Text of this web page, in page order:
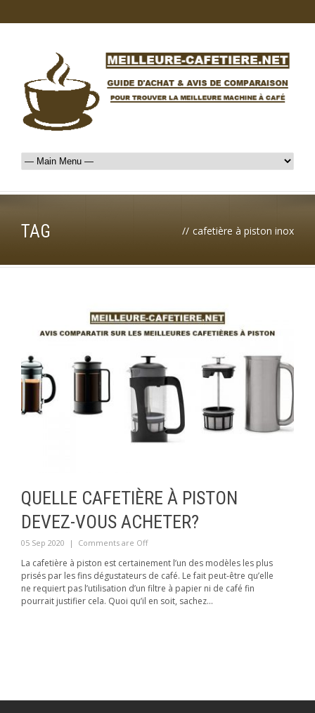
TAG // cafetière à piston inox
QUELLE CAFETIÈRE À PISTON
DEVEZ-VOUS ACHETER?
05 Sep 2020 | Comments are Off
La cafetière à piston est certainement l’un des modèles les plus
prisés par les fins dégustateurs de café. Le fait peut-être qu’elle
ne requiert pas l’utilisation d’un filtre à papier ni de café fin
pourrait justifier cela. Quoi qu’il en soit, sachez...